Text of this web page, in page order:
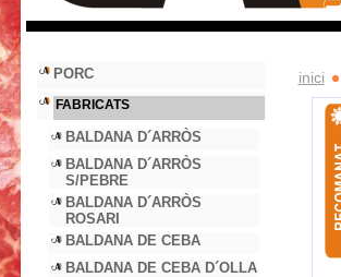
inici
PORC
FABRICATS
BALDANA D´ARRÒS
BALDANA D´ARRÒS
S/PEBRE
BALDANA D´ARRÒS
ROSARI
BALDANA DE CEBA
BALDANA DE CEBA D´OLLA